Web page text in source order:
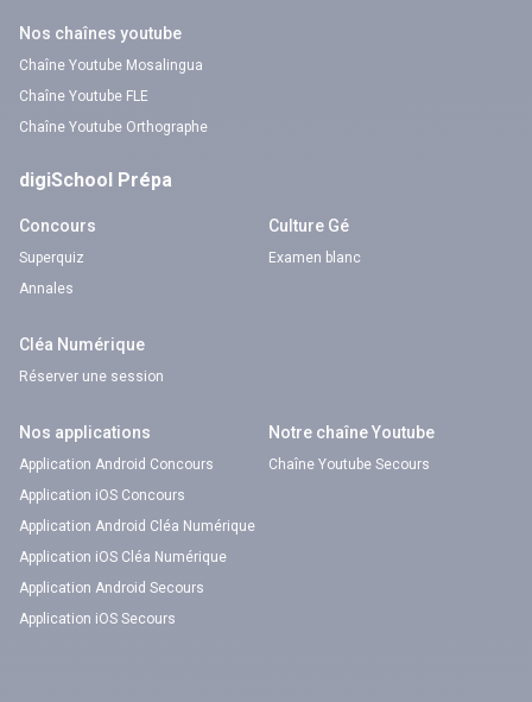
Nos chaînes youtube
Chaîne Youtube Mosalingua
Chaîne Youtube FLE
Chaîne Youtube Orthographe
digiSchool Prépa
Concours
Superquiz
Annales
Culture Gé
Examen blanc
Cléa Numérique
Réserver une session
Nos applications
Application Android Concours
Application iOS Concours
Application Android Cléa Numérique
Application iOS Cléa Numérique
Application Android Secours
Application iOS Secours
Notre chaîne Youtube
Chaîne Youtube Secours